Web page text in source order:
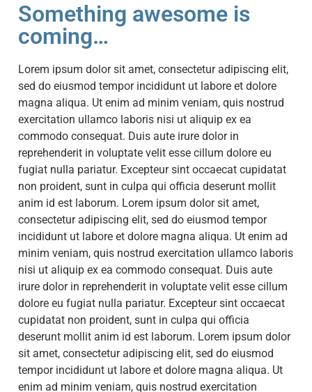
Something awesome is
coming…
Lorem ipsum dolor sit amet, consectetur adipiscing elit,
sed do eiusmod tempor incididunt ut labore et dolore
magna aliqua. Ut enim ad minim veniam, quis nostrud
exercitation ullamco laboris nisi ut aliquip ex ea
commodo consequat. Duis aute irure dolor in
reprehenderit in voluptate velit esse cillum dolore eu
fugiat nulla pariatur. Excepteur sint occaecat cupidatat
non proident, sunt in culpa qui officia deserunt mollit
anim id est laborum. Lorem ipsum dolor sit amet,
consectetur adipiscing elit, sed do eiusmod tempor
incididunt ut labore et dolore magna aliqua. Ut enim ad
minim veniam, quis nostrud exercitation ullamco laboris
nisi ut aliquip ex ea commodo consequat. Duis aute
irure dolor in reprehenderit in voluptate velit esse cillum
dolore eu fugiat nulla pariatur. Excepteur sint occaecat
cupidatat non proident, sunt in culpa qui officia
deserunt mollit anim id est laborum. Lorem ipsum dolor
sit amet, consectetur adipiscing elit, sed do eiusmod
tempor incididunt ut labore et dolore magna aliqua. Ut
enim ad minim veniam, quis nostrud exercitation